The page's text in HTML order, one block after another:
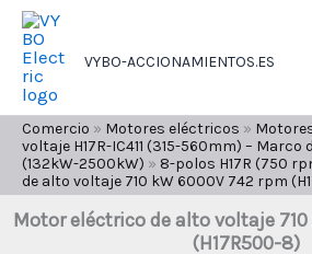
contenido
VYBO-ACCIONAMIENTOS.ES
Comercio » Motores eléctricos »
voltaje H17R-IC411 (315-560mm) –
(132kW-2500kW) » 8-polos H17R (750
de alto voltaje 710 kW 6000V 742 rpm
Motor eléctrico de alto voltaje
(H17R500-8)